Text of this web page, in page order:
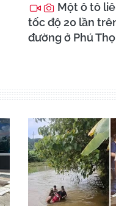
Một ô tô
tốc độ 20 lần
đường ở Phú Thọ